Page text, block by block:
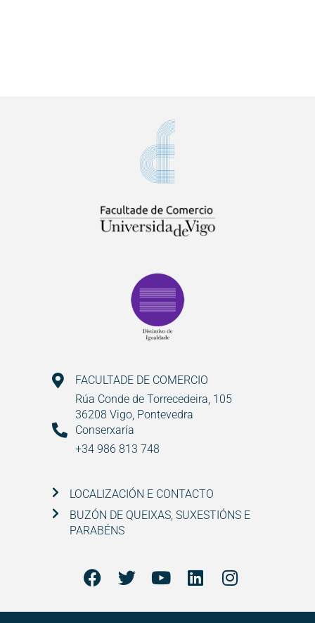
FACULTADE DE COMERCIO
Rúa Conde de Torrecedeira, 105
36208 Vigo, Pontevedra
Conserxaría
+34 986 813 748
LOCALIZACIÓN E CONTACTO
BUZÓN DE QUEIXAS, SUXESTIÓNS E
PARABÉNS